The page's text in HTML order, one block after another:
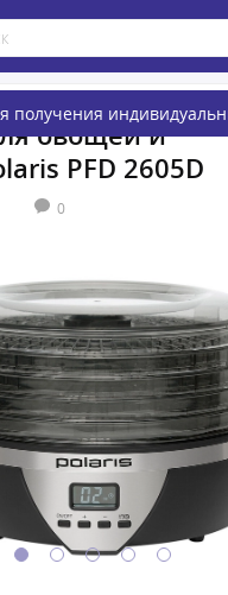
получения
овощей и
PFD 2605D
0